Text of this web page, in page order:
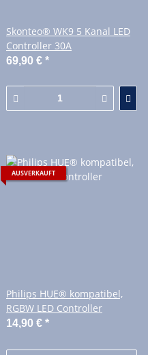
Skonteo® WK9 5 Kanal LED
Controller 30A
69,90 € *
AUSVERKAUFT
Philips HUE® kompatibel,
RGBW LED Controller
14,90 € *